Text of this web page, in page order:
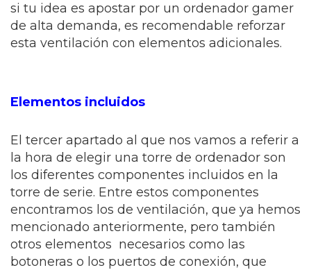
si tu idea es apostar por un ordenador gamer
de alta demanda, es recomendable reforzar
esta ventilación con elementos adicionales.
Elementos incluidos
El tercer apartado al que nos vamos a referir a
la hora de elegir una torre de ordenador son
los diferentes componentes incluidos en la
torre de serie. Entre estos componentes
encontramos los de ventilación, que ya hemos
mencionado anteriormente, pero también
otros elementos necesarios como las
botoneras o los puertos de conexión, que